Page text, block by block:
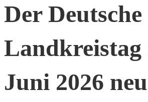
Der Deutsche
Landkreistag
Juni 2026